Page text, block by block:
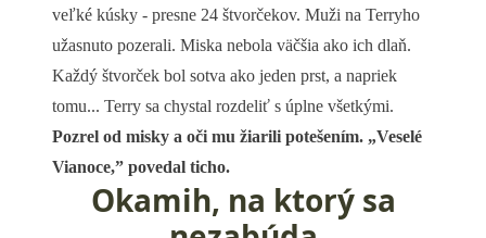
veľké kúsky - presne 24 štvorčekov. Muži na Terryho
užasnuto pozerali. Miska nebola väčšia ako ich dlaň.
Každý štvorček bol sotva ako jeden prst, a napriek
tomu... Terry sa chystal rozdeliť s úplne všetkými.
Pozrel od misky a oči mu žiarili potešením. „Veselé
Vianoce,” povedal ticho.
Okamih, na ktorý sa